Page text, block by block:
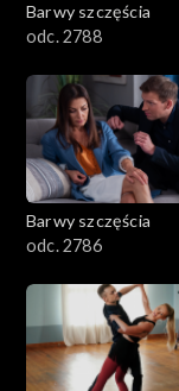
901–1000
801–900
782–800
Barwy szczęścia
odc. 2788
Barwy szczęścia
odc. 2786